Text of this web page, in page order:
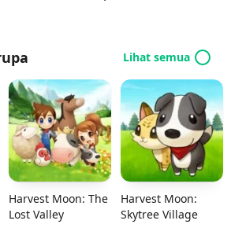
Lihat semua
Harvest Moon: The
Lost Valley
Harvest Moon:
Skytree Village